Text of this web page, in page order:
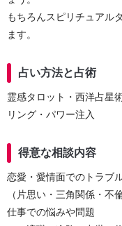
もちろんスピリチュアル
ます。
占い方法と占術
霊感タロット・西洋占星
リング・パワー注入
得意な相談内容
恋愛・愛情面でのトラブ
（片思い・三角関係・不
仕事での悩みや問題